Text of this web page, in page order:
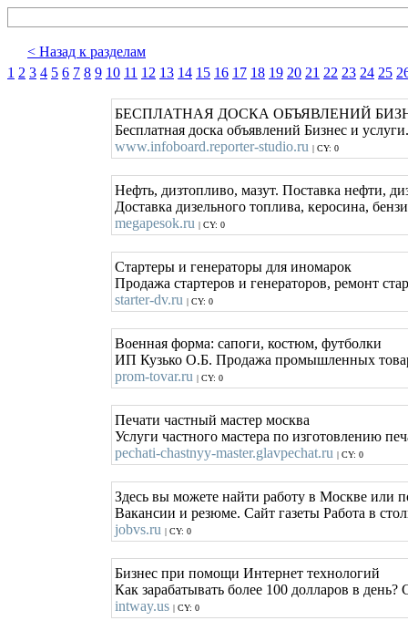
< Назад к разделам
1 2 3 4 5 6 7 8 9 10 11 12 13 14 15 16 17 18 19 20 21 22 23 24 25
БЕСПЛАТНАЯ ДОСКА ОБЪЯВЛЕНИЙ
Бесплатная доска объявлений Бизнес и
www.infoboard.reporter-studio.ru | CY: 0
Нефть, дизтопливо, мазут. Поставка нефти,
Доставка дизельного топлива, керосина,
megapesok.ru | CY: 0
Стартеры и генераторы для иномарок
Продажа стартеров и генераторов, ремонт
starter-dv.ru | CY: 0
Военная форма: сапоги, костюм, футболки
ИП Кузько О.Б. Продажа промышленных
prom-tovar.ru | CY: 0
Печати частный мастер москва
Услуги частного мастера по изготовлению
pechati-chastnyy-master.glavpechat.ru | CY: 0
Здесь вы можете найти работу в Москве или
Вакансии и резюме. Сайт газеты Работа в
jobvs.ru | CY: 0
Бизнес при помощи Интернет технологий
Как зарабатывать более 100 долларов в
intway.us | CY: 0